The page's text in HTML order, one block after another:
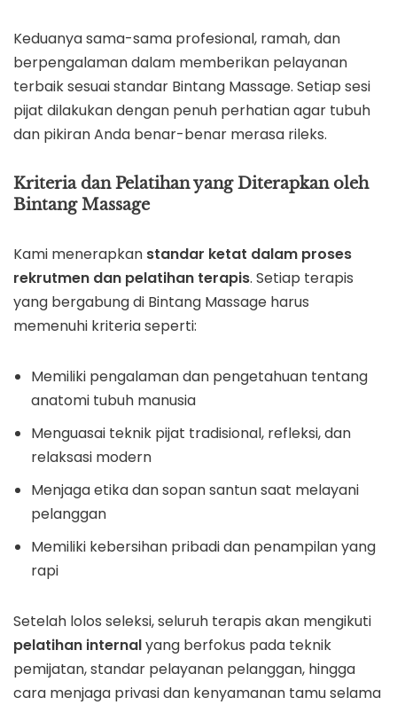
Keduanya sama-sama profesional, ramah, dan
berpengalaman dalam memberikan pelayanan
terbaik sesuai standar Bintang Massage. Setiap sesi
pijat dilakukan dengan penuh perhatian agar tubuh
dan pikiran Anda benar-benar merasa rileks.
Kriteria dan Pelatihan yang Diterapkan oleh
Bintang Massage
Kami menerapkan standar ketat dalam proses
rekrutmen dan pelatihan terapis. Setiap terapis
yang bergabung di Bintang Massage harus
memenuhi kriteria seperti:
Memiliki pengalaman dan pengetahuan tentang
anatomi tubuh manusia
Menguasai teknik pijat tradisional, refleksi, dan
relaksasi modern
Menjaga etika dan sopan santun saat melayani
pelanggan
Memiliki kebersihan pribadi dan penampilan yang
rapi
Setelah lolos seleksi, seluruh terapis akan mengikuti
pelatihan internalyang berfokus pada teknik
pemijatan, standar pelayanan pelanggan, hingga
cara menjaga privasi dan kenyamanan tamu selama